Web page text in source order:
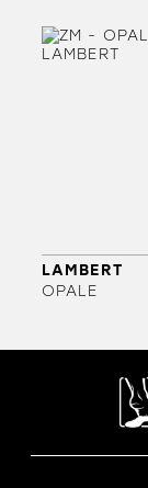
LAMBERT
OPALE